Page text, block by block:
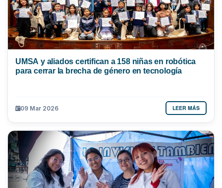
UMSA y aliados certifican a 158 niñas en robótica
para cerrar la brecha de género en tecnología
09 Mar 2026 LEER MÁS